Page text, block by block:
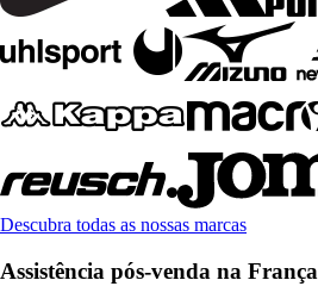
Descubra todas as nossas marcas
Assistência pós-venda na França